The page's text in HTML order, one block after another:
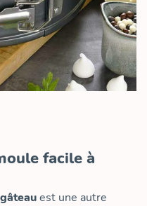
facile à
est une autre